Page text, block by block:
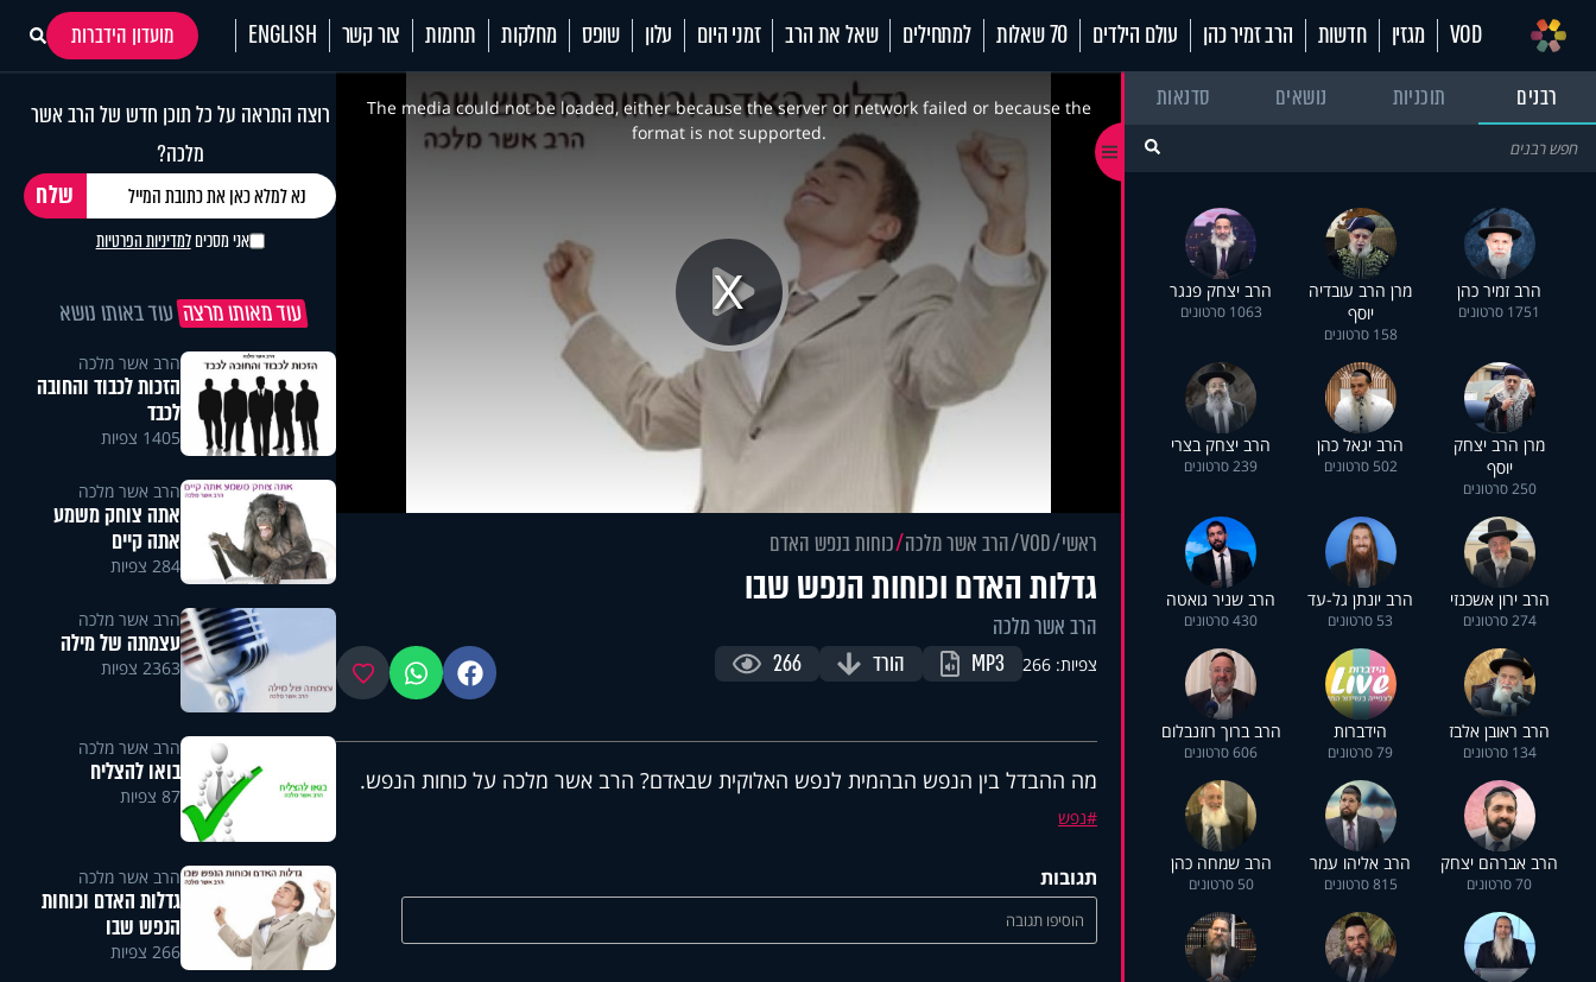
VOD מגזין חדשות הרב זמיר כהן עולם הילדים 70 שאלות למתחילים שאל את הרב זמני היום עלון שופס מחלקות תרומות צור קשר ENGLISH
מועדון הידברות
רבנים
תוכניות נושאים סדנאות
הרב זמיר כהן
1751 סרטונים
מרן הרב עובדיה
יוסף
158 סרטונים
הרב יצחק פנגר
1063 סרטונים
מרן הרב יצחק
יוסף
250 סרטונים
הרב יגאל כהן
502 סרטונים
הרב יצחק בצרי
239 סרטונים
הרב ירון אשכנזי
274 סרטונים
הרב יונתן גל-עד
53 סרטונים
הרב שניר גואטה
430 סרטונים
הרב ראובן אלבז
134 סרטונים
הידברות
79 סרטונים
הרב ברוך רוזנבלום
606 סרטונים
הרב אברהם יצחק
70 סרטונים
הרב אליהו עמר
815 סרטונים
הרב שמחה כהן
50 סרטונים
Play
Video
This
modalThe media could not be loaded, either because the server or network failed or because the
format is not supported.
ראשי VOD הרב אשר מלכה כוחות בנפש האדם
גדלות האדם וכוחות הנפש שבו
הרב אשר מלכה
צפיות: 266 MP3 הורד 266 פייסבוקווטסאפ מועדפים
מה ההבדל בין הנפש הבהמית לנפש האלוקית שבאדם? הרב אשר מלכה על כוחות הנפש.
נפש
תגובות
הוסיפו תגובה
רוצה התראה על כל תוכן חדש של הרב אשר
מלכה?
אני מסכיםלמדיניות הפרטיות
עוד מאותו מרצה עוד באותו נושא
הרב אשר מלכה
הזכות לכבוד והחובה
לכבד
1405 צפיות
הרב אשר מלכה
אתה צוחק משמע
אתה קיים
284 צפיות
הרב אשר מלכה
עצמתה של מילה
2363 צפיות
הרב אשר מלכה
בואו להצליח
87 צפיות
הרב אשר מלכה
גדלות האדם וכוחות
הנפש שבו
266 צפיות